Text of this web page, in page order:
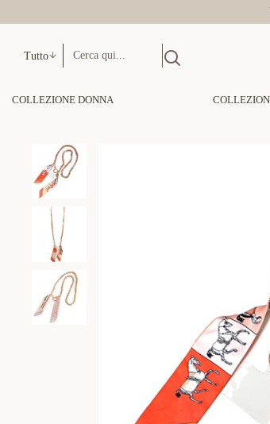
Tutto
COLLEZIONE DONNA